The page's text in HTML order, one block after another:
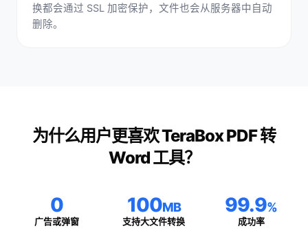
换都会通过 SSL 加密保护，文件也会从服务器中自动
删除。
为什么用户更喜欢 TeraBox PDF 转
Word 工具？
0
广告或弹窗
100MB
支持大文件转换
99.9%
成功率